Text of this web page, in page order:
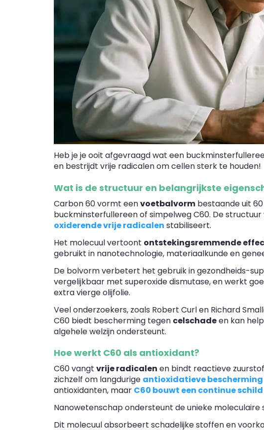
Heb je je ooit afgevraagd wat een
en bestrijdt vrije radicalen om cellen sterk te houden!
Wat is de structuur en belangrijkste
Carbon 60 vormt eenvoetbalvorm bestaande uit
buckminsterfullereen of simpelweg C60. De
oxiderende vrije radicalen stabiliseert.
Het molecuul vertoont ontstekingsremmende
gebruikt in nanotechnologie, materiaalkunde en
De bolvorm verbetert het gebruik in gezondheids-
vergelijkbaar met superoxide dismutase, en werkt
extra vierge olijfolie.
Veel onderzoekers, zoals Robert Curl en Richard
C60 biedt bescherming tegen celschadeen kan
algehele welzijn ondersteunt.
Hoe werkt C60 als antioxidant?
C60 vangt vrije radicalen en bindt reactieve
zichzelf om langdurige antioxidatieve bescherming
antioxidanten, maar C60 bouwt een continue schild
Nanowetenschap ondersteunt de unieke
Dit molecuul absorbeert schadelijke stoffen en